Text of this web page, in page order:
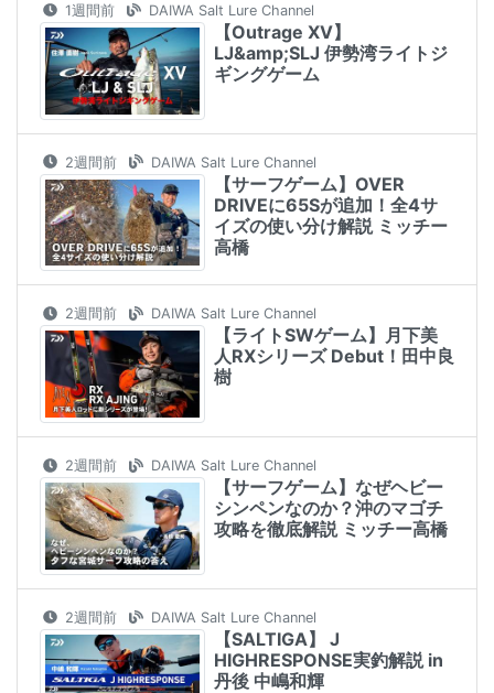
1週間前 DAIWA Salt Lure Channel
【Outrage XV】
LJ&amp;SLJ 伊勢湾ライトジ
ギングゲーム
2週間前 DAIWA Salt Lure Channel
【サーフゲーム】OVER
DRIVEに65Sが追加！全4サ
イズの使い分け解説 ミッチー
高橋
2週間前 DAIWA Salt Lure Channel
【ライトSWゲーム】月下美
人RXシリーズ Debut！田中良
樹
2週間前 DAIWA Salt Lure Channel
【サーフゲーム】なぜヘビー
シンペンなのか？沖のマゴチ
攻略を徹底解説 ミッチー高橋
2週間前 DAIWA Salt Lure Channel
【SALTIGA】 J
HIGHRESPONSE実釣解説 in
丹後 中嶋和輝